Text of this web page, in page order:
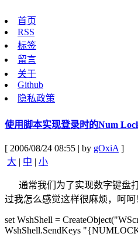
首页
RSS
标签
留言
关于
Github
隐私政策
使用脚本实现登录时的Num
[ 2006/08/24 08:55 | by gOxiA]
大 | 中 | 小
通常我们为了实现数字键盘打
过我怎么感觉这样很麻烦，呵
set WshShell =
WshShell.SendKeys